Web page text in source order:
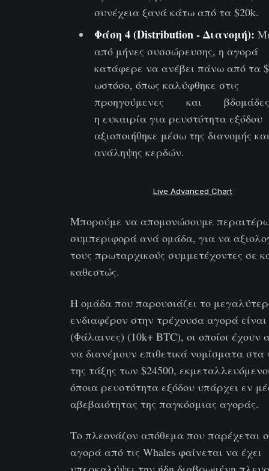
συνέχεια ξανά κάτω από τα $20k.
Φάση 4 (Distribution - Διανομή):
από μήνες συσσώρευσης, η αγορά
κατάφερε να ανέβει πάνω από τα
ωστόσο, όπως καλύφθηκε στις
προηγούμενες
και
η ευκαιρία για ρευστότητα εξόδου
αξιοποιήθηκε μέσω της διανομής
ανάληψης κερδών.
Live Advanced Chart
Μπορούμε να απομονώσουμε
συμπεριφορά ανά ομάδα, για να
τους πρωταρχικούς συμμετέχοντες σε
καθεστώς.
Η ομάδα που παρουσιάζει το
ενδιαφέρον στην τρέχουσα αγορά είναι
(Φάλαινες) (10k+ BTC), οι οποίοι έχουν
να διανέμουν επιθετικά νομίσματα
της τάξης των $24500,
όποια ρευστότητα εξόδου υπάρχει εν
αβεβαιότητας της παγκόσμιας αγοράς.
Το πλεονάζον απόθεμα που παρέχεται
αγορά από τις Whales φαίνεται να έχει